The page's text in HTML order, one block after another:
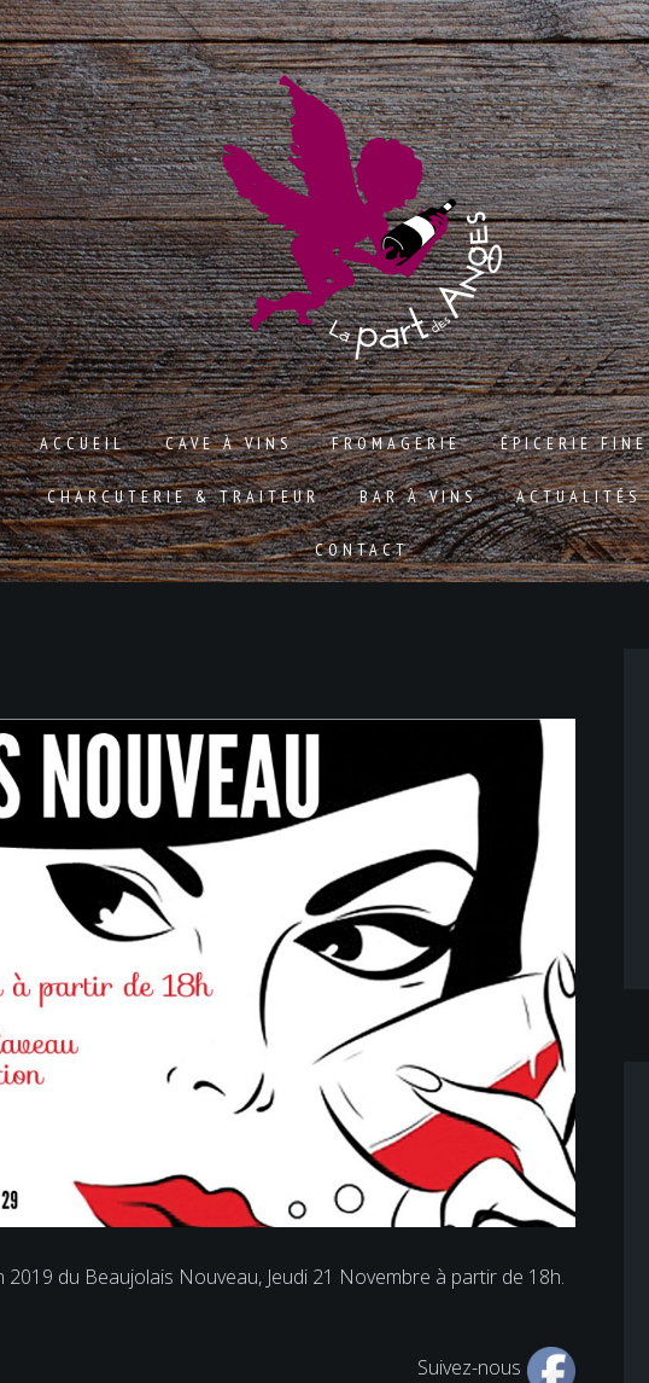
ACCUEIL CAVE À VINS FROMAGERIE ÉPICERIE FINE
CHARCUTERIE & TRAITEUR BAR À VINS ACTUALITÉS
CONTACT
2019 du Beaujolais Nouveau, Jeudi 21 Novembre à partir de 18h.
Suivez-nous